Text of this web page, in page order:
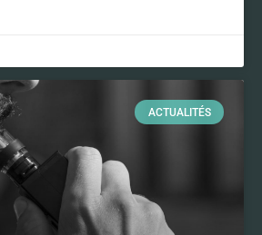
ACTUALITÉS